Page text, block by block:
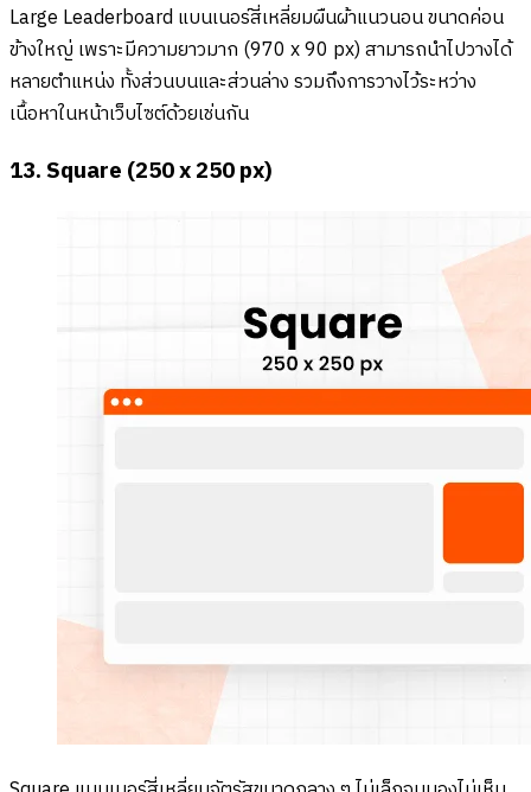
Large Leaderboard แบนเนอร์สี่เหลี่ยมผืนผ้าแนวนอน ขนาดค่อน
ข้างใหญ่ เพราะมีความยาวมาก (970 x 90 px) สามารถนำไปวางได้
หลายตำแหน่ง ทั้งส่วนบนและส่วนล่าง รวมถึงการวางไว้ระหว่าง
เนื้อหาในหน้าเว็บไซต์ด้วยเช่นกัน
13. Square (250 x 250 px)